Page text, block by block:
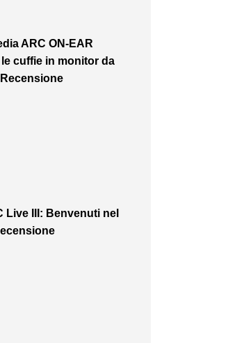
ARC ON-EAR
cuffie in monitor da
Live III: Benvenuti nel